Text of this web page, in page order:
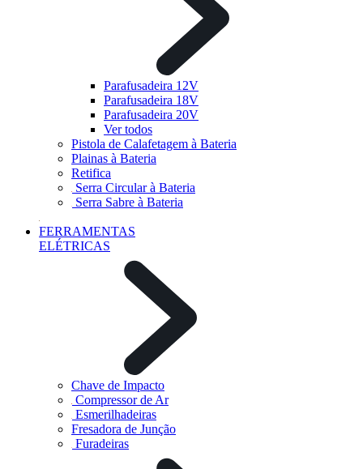
Parafusadeira 12V
Parafusadeira 18V
Parafusadeira 20V
Ver todos
Pistola de Calafetagem à Bateria
Plainas à Bateria
Retifica
Serra Circular à Bateria
Serra Sabre à Bateria
FERRAMENTAS
ELÉTRICAS
Chave de Impacto
Compressor de Ar
Esmerilhadeiras
Fresadora de Junção
Furadeiras